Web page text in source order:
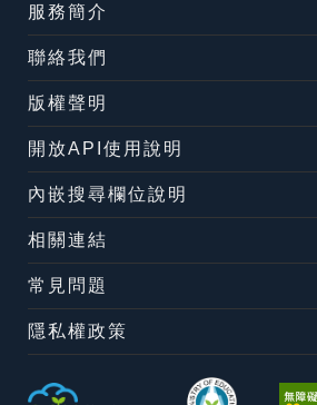
服務簡介
聯絡我們
版權聲明
開放API使用說明
內嵌搜尋欄位說明
相關連結
常見問題
隱私權政策